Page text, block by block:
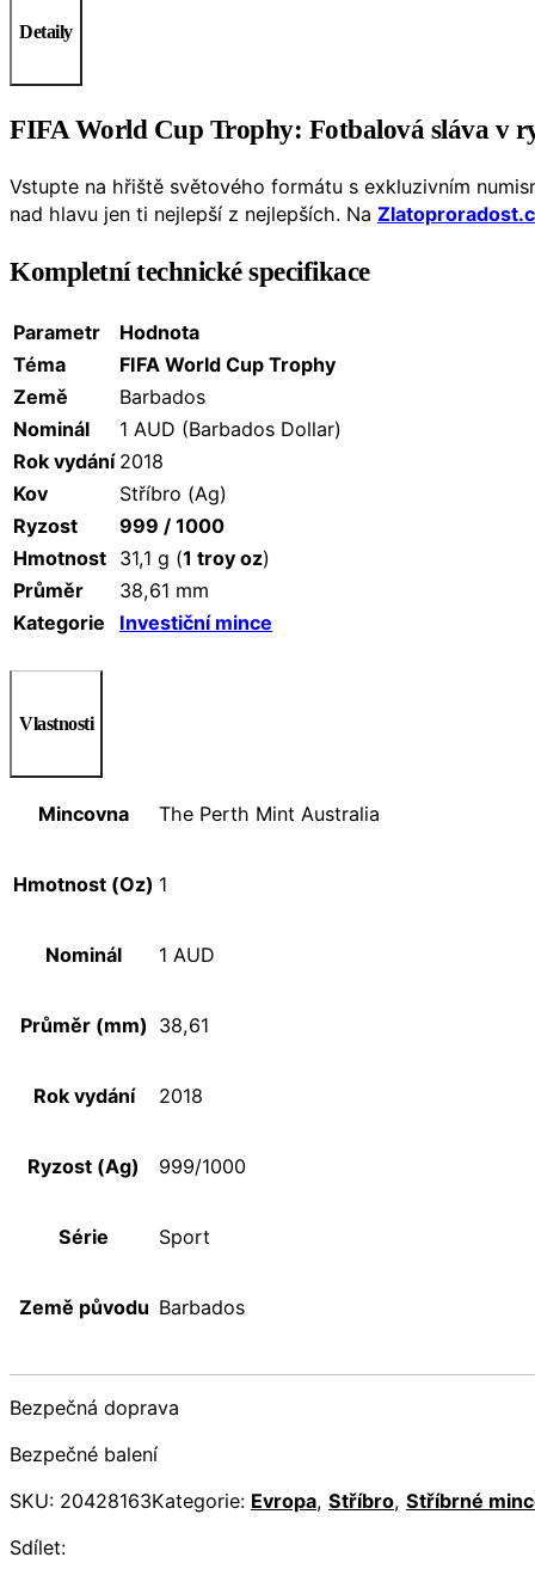
Detaily
FIFA World Cup Trophy: Fotbalová sláva v
Vstupte na hřiště světového formátu s exkluzivním
nad hlavu jen ti nejlepší z nejlepších. Na
Kompletní technické specifikace
Parametr
Hodnota
Téma
FIFA World Cup Trophy
Země
Barbados
Nominál
1 AUD (Barbados Dollar)
Rok vydání 2018
Kov
Stříbro (Ag)
Ryzost
999 / 1000
Hmotnost 31,1 g (1 troy oz)
Průměr
38,61 mm
Kategorie
Investiční mince
Vlastnosti
Mincovna The Perth Mint Australia
Hmotnost (Oz) 1
Nominál 1 AUD
Průměr (mm) 38,61
Rok vydání 2018
Ryzost (Ag) 999/1000
Série Sport
Země původu Barbados
Bezpečná doprava
Bezpečné balení
SKU: 20428163Kategorie: Evropa, Stříbro, Stříbrné
Sdílet: